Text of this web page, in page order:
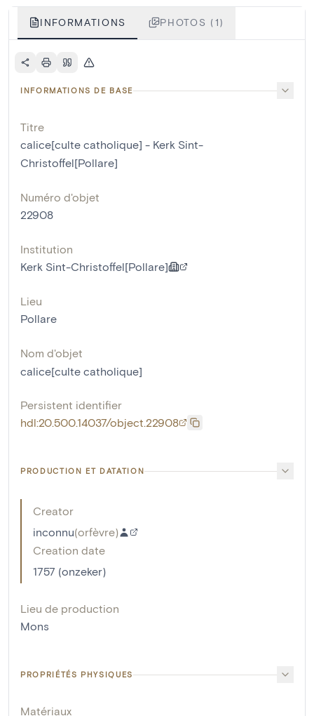
INFORMATIONS PHOTOS (1)
INFORMATIONS DE BASE
Titre
calice[culte catholique] - Kerk Sint-
Christoffel[Pollare]
Numéro d'objet
22908
Institution
Kerk Sint-Christoffel[Pollare]
Lieu
Pollare
Nom d'objet
calice[culte catholique]
Persistent identifier
hdl:20.500.14037/object.22908
PRODUCTION ET DATATION
Creator
inconnu(orfèvre)
Creation date
1757 (onzeker)
Lieu de production
Mons
PROPRIÉTÉS PHYSIQUES
Matériaux